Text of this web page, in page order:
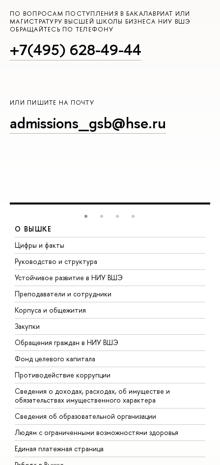
ПО ВОПРОСАМ ПОСТУПЛЕНИЯ В БАКАЛАВРИАТ ИЛИ
МАГИСТРАТУРУ ВЫСШЕЙ ШКОЛЫ БИЗНЕСА НИУ ВШЭ
ОБРАЩАЙТЕСЬ ПО ТЕЛЕФОНУ
+7(495) 628-49-44
ИЛИ ПИШИТЕ НА ПОЧТУ
admissions_gsb@hse.ru
О ВЫШКЕ
Цифры и факты
Руководство и структура
Устойчивое развитие в НИУ ВШЭ
Преподаватели и сотрудники
Корпуса и общежития
Закупки
Обращения граждан в НИУ ВШЭ
Фонд целевого капитала
Противодействие коррупции
Сведения о доходах, расходах, об имуществе и
обязательствах имущественного характера
Сведения об образовательной организации
Людям с ограниченными возможностями здоровья
Единая платежная страница